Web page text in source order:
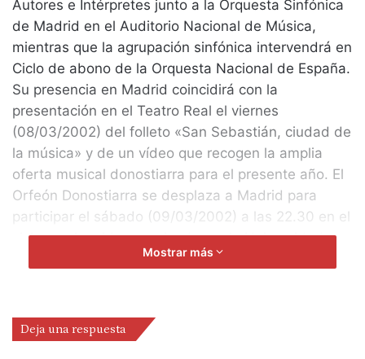
Autores e Intérpretes junto a la Orquesta Sinfónica
de Madrid en el Auditorio Nacional de Música,
mientras que la agrupación sinfónica intervendrá en
Ciclo de abono de la Orquesta Nacional de España.
Su presencia en Madrid coincidirá con la
presentación en el Teatro Real el viernes
(08/03/2002) del folleto «San Sebastián, ciudad de
la música» y de un vídeo que recogen la amplia
oferta musical donostiarra para el presente año. El
Orfeón Donostiarra se desplaza a Madrid para
participar el sábado (09/03/2002) a las 22.30 en el
ciclo que ha sido organizado por la Universidad
Autónoma de Madrid y que está dedicado en esta
orquesta madrileña interpretarán «Carmina Burana»
bajo la dirección de Ondrej Lenard y con la
Mostrar más
Deja una respuesta